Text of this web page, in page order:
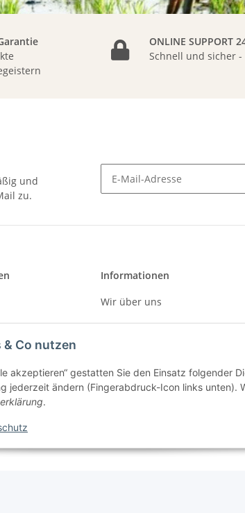
Co nutzen
akzeptieren“ gestatten Sie den Einsatz folgender
jederzeit ändern (Fingerabdruck-Icon links unten).
.
ONLINE SUPPORT
Schnell und sicher
und
zu.
Informationen
Wir über uns
Zahlungsmöglichkeiten